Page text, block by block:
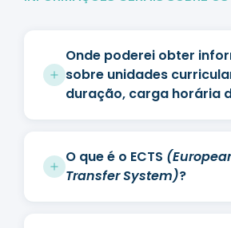
Onde poderei obter
sobre unidades
duração, carga horária
O que é o ECTS
Transfer System)?